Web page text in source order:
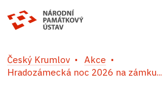
Český Krumlov
Akce
Hradozámecká noc 2026 na zámku...